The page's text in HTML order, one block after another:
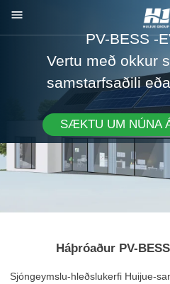
PV-BESS -
Vertu með okkur
samstarfsaðili
SÆKTU UM NÚNA
Háþróaður PV-
Sjóngeymslu-hleðslukerfi Huijue-